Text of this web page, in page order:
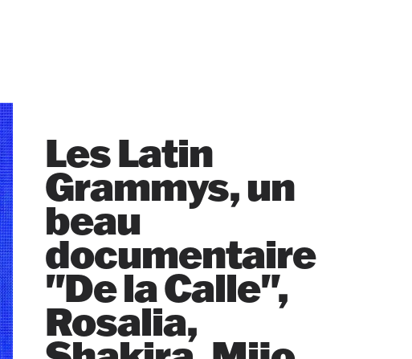
Les Latin
Grammys, un
beau
documentaire
"De la Calle",
Rosalia,